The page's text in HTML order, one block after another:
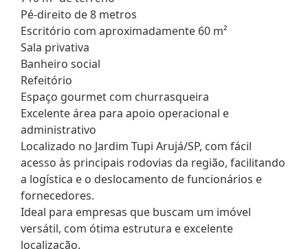
Pé-direito de 8 metros
Escritório com aproximadamente 60 m²
Sala privativa
Banheiro social
Refeitório
Espaço gourmet com churrasqueira
Excelente área para apoio operacional e
administrativo
Localizado no Jardim Tupi Arujá/SP, com fácil
acesso às principais rodovias da região, facilitando
a logística e o deslocamento de funcionários e
fornecedores.
Ideal para empresas que buscam um imóvel
versátil, com ótima estrutura e excelente
localização.